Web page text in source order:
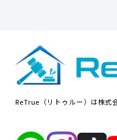
ReTrue（リトゥルー）は株式